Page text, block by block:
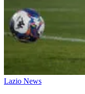
Lazio News